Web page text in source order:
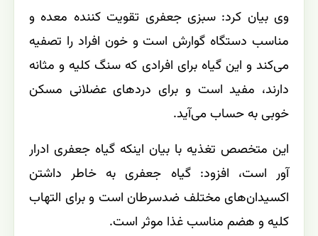
وی بیان کرد: سبزی جعفری تقویت کننده معده و
مناسب دستگاه گوارش است و خون افراد را تصفیه
می‌کند و این گیاه برای افرادی که سنگ کلیه و مثانه
دارند، مفید است و برای دردهای عضلانی مسکن
خوبی به حساب می‌آید.
این متخصص تغذیه با بیان اینکه گیاه جعفری ادرار
آور است، افزود: گیاه جعفری به خاطر داشتن
اکسیدان‌های مختلف ضدسرطان است و برای التهاب
کلیه و هضم مناسب غذا موثر است.